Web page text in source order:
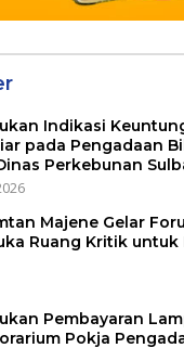
Indikasi
pada Pengadaan
Perkebunan
Majene Gelar
Ruang Kritik untuk
Pembayaran
Pokja